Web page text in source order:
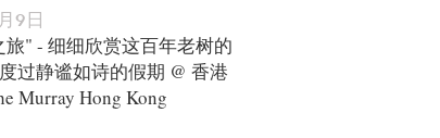
9日
" - 细细欣赏这百年老树的
过静谧如诗的假期 @ 香港
Murray Hong Kong